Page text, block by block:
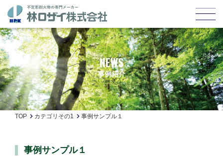
NEWS
事例紹介
TOP カテゴリその1 事例サンプル１
事例サンプル１